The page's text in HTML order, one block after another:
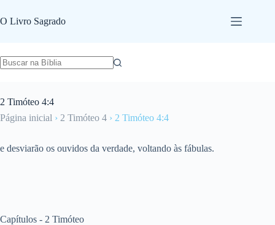
para
o
O Livro Sagrado
2 Timóteo 4:4
Página inicial › 2 Timóteo 4 › 2 Timóteo 4:4
e desviarão os ouvidos da verdade, voltando às fábulas.
Capítulos - 2 Timóteo